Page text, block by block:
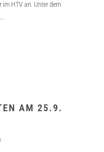
im HTV an. Unter dem
AM 25.9.